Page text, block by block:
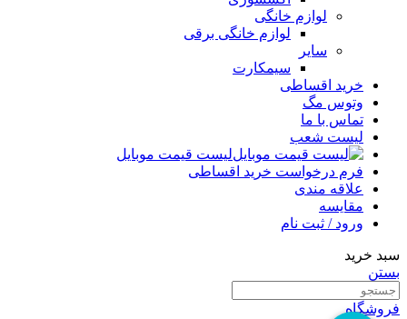
لوازم خانگی
لوازم خانگی برقی
سایر
سیمکارت
خرید اقساطی
وتوس مگ
تماس با ما
لیست شعب
لیست قیمت موبایل
فرم درخواست خرید اقساطی
علاقه مندی
مقایسه
ورود / ثبت نام
سبد خرید
بستن
فروشگاه